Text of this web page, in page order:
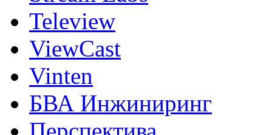
Teleview
ViewCast
Vinten
БВА Инжиниринг